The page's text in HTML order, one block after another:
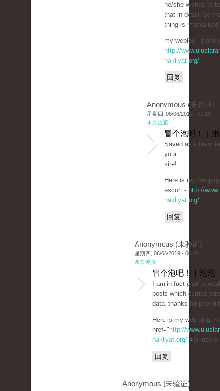
he/she wishes to
that in detail, so
thing is maintained
my weblog -
http://
nakliyat.org/
回复
Anonymous (未验证)
星期四, 06/06/2019 - 01:16
永久连接
冒个泡吧！ |
Saved as a
your
site!
Here is my
escort - http://
nakliyat.org/
回复
Anonymous (未验证)
星期四, 06/06/2019 - 00:29
永久连接
冒个泡吧！ | 泡泡
I am in fact glad to
posts which carries
data, thanks for
Here is my web blog;
href=" http://
nakliyat.org/">
回复
Anonymous (未验证)